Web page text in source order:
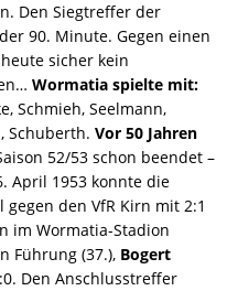
Den Siegtreffer der
90. Minute. Gegen einen
sicher kein
Wormatia spielte mit:
Schmieh, Seelmann,
Schuberth. Vor 50 Jahren
52/53 schon beendet –
April 1953 konnte die
den VfR Kirn mit 2:1
im Wormatia-Stadion
Führung (37.), Bogert
Den Anschlusstreffer